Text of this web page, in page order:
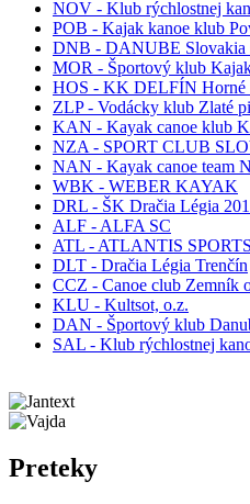
NOV - Klub rýchlostnej
POB - Kajak kanoe klub
DNB - DANUBE Slovakia
MOR - Športový klub
HOS - KK DELFÍN Horné
ZLP - Vodácky klub Zlaté
KAN - Kayak canoe klub
NZA - SPORT CLUB
NAN - Kayak canoe team
WBK - WEBER KAYAK
DRL - ŠK Dračia Légia
ALF - ALFA SC
ATL - ATLANTIS
DLT - Dračia Légia Trenčín
CCZ - Canoe club Zemník
KLU - Kultsot, o.z.
DAN - Športový klub
SAL - Klub rýchlostnej
Preteky